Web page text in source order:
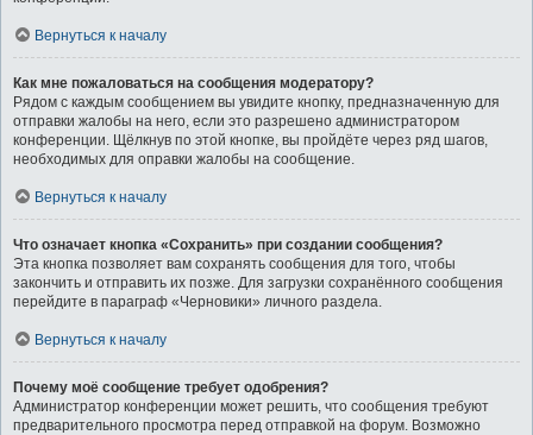
Вернуться к началу
Как мне пожаловаться на сообщения модератору?
Рядом с каждым сообщением вы увидите кнопку, предназначенную для
отправки жалобы на него, если это разрешено администратором
конференции. Щёлкнув по этой кнопке, вы пройдёте через ряд шагов,
необходимых для оправки жалобы на сообщение.
Вернуться к началу
Что означает кнопка «Сохранить» при создании сообщения?
Эта кнопка позволяет вам сохранять сообщения для того, чтобы
закончить и отправить их позже. Для загрузки сохранённого сообщения
перейдите в параграф «Черновики» личного раздела.
Вернуться к началу
Почему моё сообщение требует одобрения?
Администратор конференции может решить, что сообщения требуют
предварительного просмотра перед отправкой на форум. Возможно